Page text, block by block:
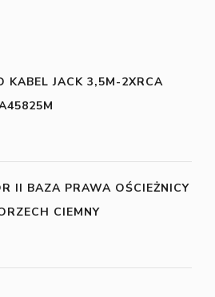
KABEL JACK 3,5M-2XRCA
II BAZA PRAWA OŚCIEŻNICY
CIEMNY